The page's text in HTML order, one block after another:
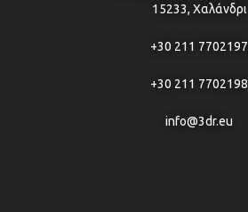
15233, Χαλάνδρι
+30 211 7702197
+30 211 7702198
info@3dr.eu